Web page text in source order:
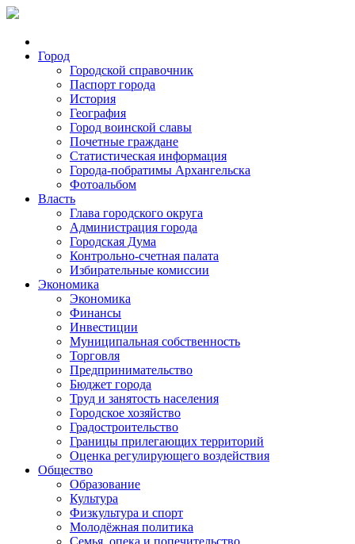
Город
Городской справочник
Паспорт города
История
География
Город воинской славы
Почетные граждане
Статистическая информация
Города-побратимы Архангельска
Фотоальбом
Власть
Глава городского округа
Администрация города
Городская Дума
Контрольно-счетная палата
Избирательные комиссии
Экономика
Экономика
Финансы
Инвестиции
Муниципальная собственность
Торговля
Предпринимательство
Бюджет города
Труд и занятость населения
Городское хозяйство
Градостроительство
Границы прилегающих территорий
Оценка регулирующего воздействия
Общество
Образование
Культура
Физкультура и спорт
Молодёжная политика
Семья, опека и попечительство